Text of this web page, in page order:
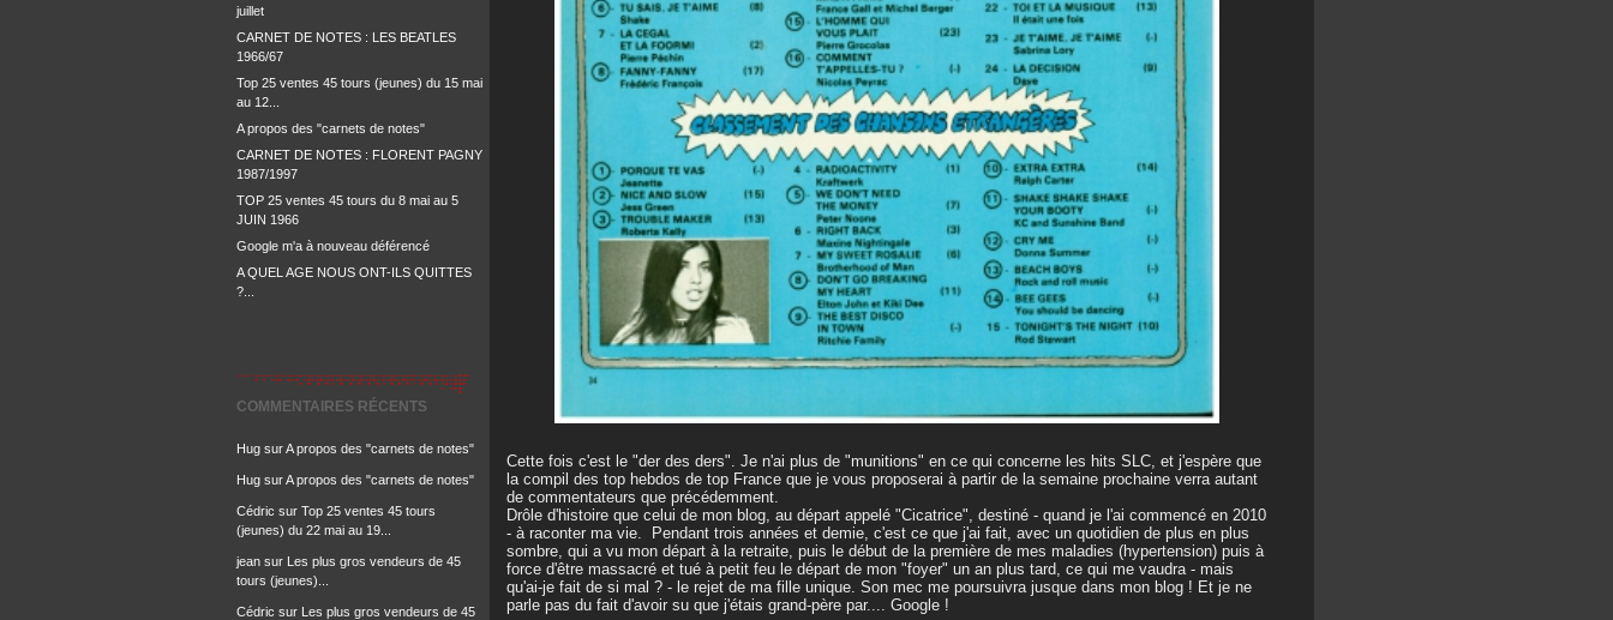
juillet
CARNET DE NOTES : LES BEATLES
1966/67
Top 25 ventes 45 tours (jeunes) du 15 mai
au 12...
A propos des "carnets de notes"
CARNET DE NOTES : FLORENT PAGNY
1987/1997
TOP 25 ventes 45 tours du 8 mai au 5
JUIN 1966
Google m'a à nouveau déférencé
A QUEL AGE NOUS ONT-ILS QUITTES
?...
COMMENTAIRES RÉCENTS
Hug surA propos des "carnets de notes"
Hug surA propos des "carnets de notes"
Cédric sur Top 25 ventes 45 tours
(jeunes) du 22 mai au 19...
jean sur Les plus gros vendeurs de 45
tours (jeunes)...
Cédric sur Les plus gros vendeurs de 45
Cette fois c'est le "der des ders". Je n'ai plus de "munitions" en ce qui concerne les hits SLC, et j'espère que
la compil des top hebdos de top France que je vous proposerai à partir de la semaine prochaine verra autant
de commentateurs que précédemment.
Drôle d'histoire que celui de mon blog, au départ appelé "Cicatrice", destiné - quand je l'ai commencé en 2010
- à raconter ma vie. Pendant trois années et demie, c'est ce que j'ai fait, avec un quotidien de plus en plus
sombre, qui a vu mon départ à la retraite, puis le début de la première de mes maladies (hypertension) puis à
force d'être massacré et tué à petit feu le départ de mon "foyer" un an plus tard, ce qui me vaudra - mais
qu'ai-je fait de si mal ? - le rejet de ma fille unique. Son mec me poursuivra jusque dans mon blog ! Et je ne
parle pas du fait d'avoir su que j'étais grand-père par.... Google !